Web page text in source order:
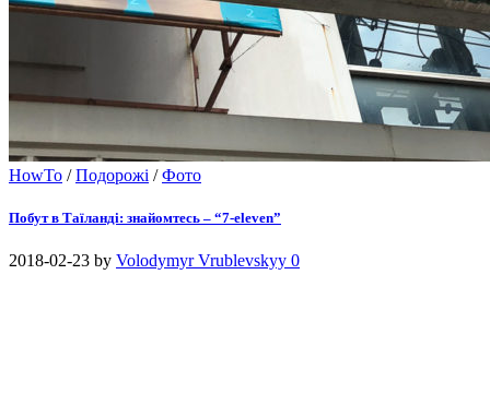
HowTo /Подорожі /Фото
Побут в Таїланді: знайомтесь – “7-eleven”
2018-02-23 by Volodymyr Vrublevskyy 0